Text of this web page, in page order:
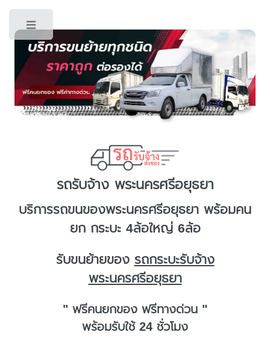
รถรับจ้าง พระนครศรีอยุธยา
บริการรถขนของพระนครศรีอยุธยา พร้อมคน
ยก กระบะ 4ล้อใหญ่ 6ล้อ
รับขนย้ายของ รถกระบะรับจ้าง
พระนครศรีอยุธยา
" ฟรีคนยกของ ฟรีทางด่วน "
พร้อมรับใช้ 24 ชั่วโมง
Toggle